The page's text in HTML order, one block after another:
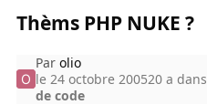
Thèms PHP NUKE ?
Parolio
le 24 octobre 200520 a dans
de code